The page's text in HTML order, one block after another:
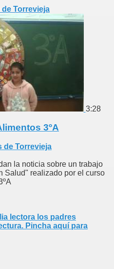
Torrevieja
3:28
3ºA
de Torrevieja
la noticia sobre un trabajo
Salud" realizado por el curso
lectora los padres
Pincha aquí para